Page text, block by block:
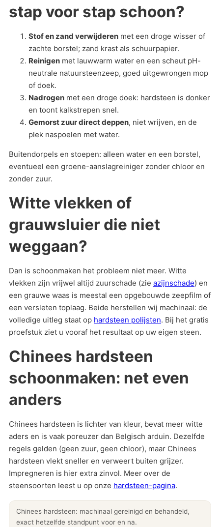
stap voor stap schoon?
Stof en zand verwijderen met een droge wisser of
zachte borstel; zand krast als schuurpapier.
Reinigen met lauwwarm water en een scheut pH-
neutrale natuursteenzeep, goed uitgewrongen mop
of doek.
Nadrogen met een droge doek: hardsteen is donker
en toont kalkstrepen snel.
Gemorst zuur direct deppen, niet wrijven, en de
plek naspoelen met water.
Buitendorpels en stoepen: alleen water en een borstel,
eventueel een groene-aanslagreiniger zonder chloor en
zonder zuur.
Witte vlekken of
grauwsluier die niet
weggaan?
Dan is schoonmaken het probleem niet meer. Witte
vlekken zijn vrijwel altijd zuurschade (zie azijnschade) en
een grauwe waas is meestal een opgebouwde zeepfilm of
een versleten toplaag. Beide herstellen wij machinaal: de
volledige uitleg staat op hardsteen polijsten. Bij het gratis
proefstuk ziet u vooraf het resultaat op uw eigen steen.
Chinees hardsteen
schoonmaken: net even
anders
Chinees hardsteen is lichter van kleur, bevat meer witte
aders en is vaak poreuzer dan Belgisch arduin. Dezelfde
regels gelden (geen zuur, geen chloor), maar Chinees
hardsteen vlekt sneller en verweert buiten grijzer.
Impregneren is hier extra zinvol. Meer over de
steensoorten leest u op onze hardsteen-pagina.
Chinees hardsteen: machinaal gereinigd en behandeld,
exact hetzelfde standpunt voor en na.